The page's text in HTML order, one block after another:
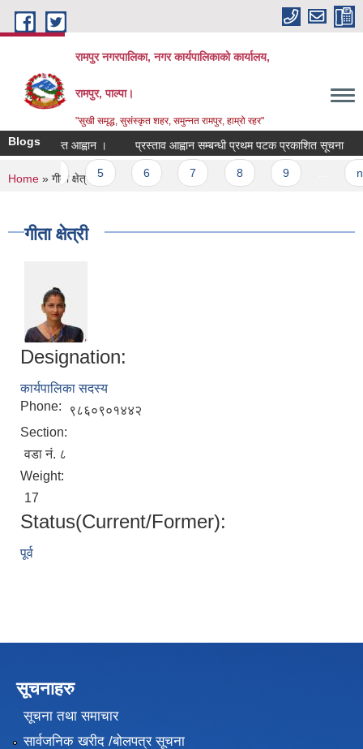
Skip to main content
रामपुर नगरपालिका, नगर कार्यपालिकाको कार्यालय,
रामपुर, पाल्पा।
"सुखी समृद्ध, सुसंस्कृत शहर, समुन्नत रामपुर, हाम्रो रहर"
Blogs
दरखास्त आह्वान । प्रस्ताव आह्वान सम्बन्धी प्रथम पटक प्रकाशित सूचना
5
You are here
Home » गीता क्षेत्री
गीता क्षेत्री
Designation:
कार्यपालिका सदस्य
Phone:
९८६०९०१४४२
Section:
वडा नं. ८
Weight:
17
Status(Current/Former):
पूर्व
सूचनाहरु
सूचना तथा समाचार
सार्वजनिक खरीद /बोलपत्र सूचना